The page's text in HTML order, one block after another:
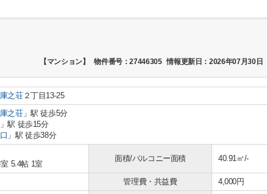
【マンション】 物件番号：27446305 情報更新日：2026年07月30日
之荘２丁目13-25
之荘」駅 徒歩5分
」駅 徒歩15分
」駅 徒歩38分
5.4帖 1室
面積/バルコニー面積 40.91㎡/-
管理費・共益費
4,000円